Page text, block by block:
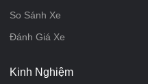
So Sánh Xe
Đánh Giá Xe
Kinh Nghiệm